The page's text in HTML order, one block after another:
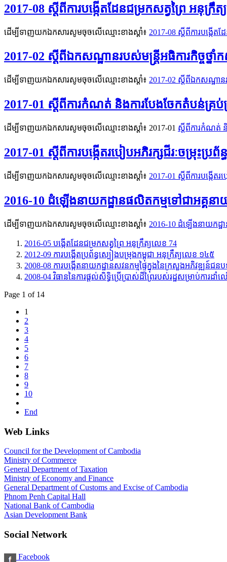
2017-08 ស្តីពីការបង្កើតដែនជម្រកសត្វព្រៃ អនុក្រឹ
ដើម្បីទាញយកឯកសារសូមចុចលើឈ្មោះខាងស្តាំ៖​ 2017-08 ស្តីពីការបង្កើត
2017-02 ស្តីពីឯកសណ្ឋានរបស់មន្រ្តីអធិការកិច្ចថ្
ដើម្បីទាញយកឯកសារសូមចុចលើឈ្មោះខាងស្តាំ៖​ 2017-02 ស្តីពីឯកសណ្ឋាន
2017-01 ស្តីពីការកំណត់ និងការបែងចែកតំបន់គ្រប់
ដើម្បីទាញយកឯកសារសូមចុចលើឈ្មោះខាងស្តាំ៖​ 2017-01 ស្តីពីការកំណត់ និ
2017-01 ស្តីពីការបង្កើតរបៀបអភិរក្សជីរៈចម្រុះប្រ
ដើម្បីទាញយកឯកសារសូមចុចលើឈ្មោះខាងស្តាំ៖ 2017-01 ស្តីពីការបង្កើត
2016-10 ដំឡើងនាយកដ្ឋានផលិតកម្មទៅជាអគ្គន
ដើម្បីទាញយកឯកសារសូមចុចលើឈ្មោះខាងស្តាំ៖ 2016-10 ដំឡើងនាយកដ្ឋ
2016-05 បង្កើតដែនជម្រកសត្វព្រៃ អនុក្រឹត្យលេខ 74
2012-09 ការបង្កើតប្រព័ន្ធស្បៀងបម្រុងកម្ពុជា អនុក្រឹត្យលេខ ១៤៥
2008-08 ការបង្កើតនាយកដ្ឋានសវនកម្មផ្ទៃក្នុងនៃក្រសួងអភិវឌ្ឍន៍
2008-04 វិធាននៃការផ្តល់សិទ្ធិប្រើប្រាស់ដីព្រៃរបស់រដ្ឋសម្រាប់ការដ
Page 1 of 14
1
2
3
4
5
6
7
8
9
10
End
Web Links
Council for the Development of Cambodia
Ministry of Commerce
General Department of Taxation
Ministry of Economy and Finance
General Department of Customs and Excise of Cambodia
Phnom Penh Capital Hall
National Bank of Cambodia
Asian Development Bank
Social Network
Facebook